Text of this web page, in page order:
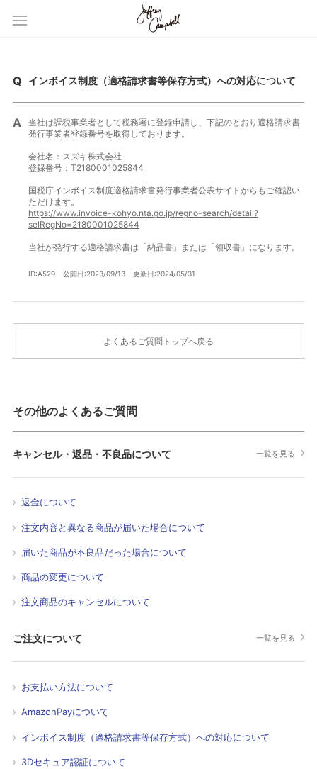
インボイス制度（適格請求書等保存方式）への対応について
当社は課税事業者として税務署に登録申請し、下記のとおり適格請求書
発行事業者登録番号を取得しております。
会社名：スズキ株式会社
登録番号：T2180001025844
国税庁インボイス制度適格請求書発行事業者公表サイトからもご確認い
ただけます。
https://www.invoice-kohyo.nta.go.jp/regno-search/detail?
selRegNo=2180001025844
当社が発行する適格請求書は「納品書」または「領収書」になります。
ID:A529 公開日:2023/09/13 更新日:2024/05/31
よくあるご質問トップへ戻る
その他のよくあるご質問
キャンセル・返品・不良品について 一覧を見る
返金について
注文内容と異なる商品が届いた場合について
届いた商品が不良品だった場合について
商品の変更について
注文商品のキャンセルについて
ご注文について 一覧を見る
お支払い方法について
AmazonPayについて
インボイス制度（適格請求書等保存方式）への対応について
3Dセキュア認証について